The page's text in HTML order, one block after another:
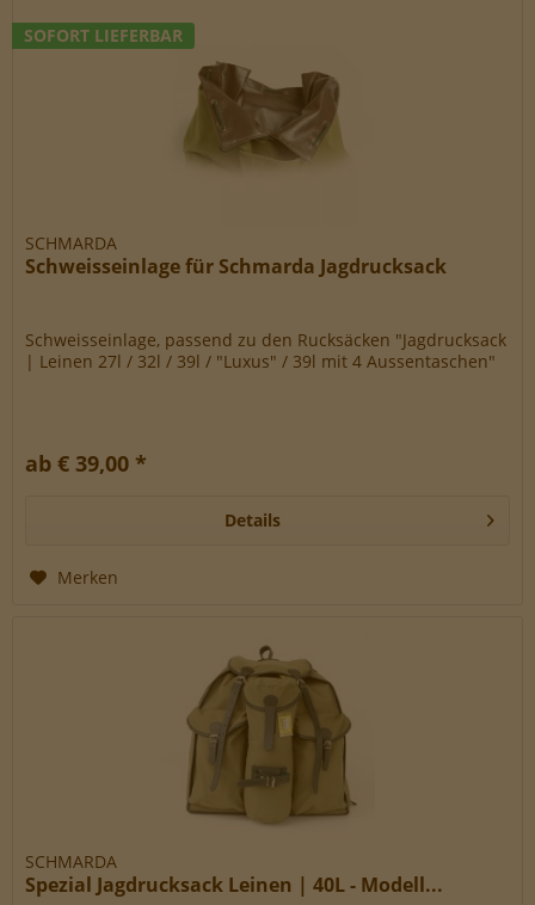
SOFORT LIEFERBAR
SCHMARDA
Schweisseinlage für Schmarda Jagdrucksack
Schweisseinlage, passend zu den Rucksäcken "Jagdrucksack
| Leinen 27l / 32l / 39l / "Luxus" / 39l mit 4 Aussentaschen"
ab € 39,00 *
Details
Merken
SCHMARDA
Spezial Jagdrucksack Leinen | 40L - Modell...